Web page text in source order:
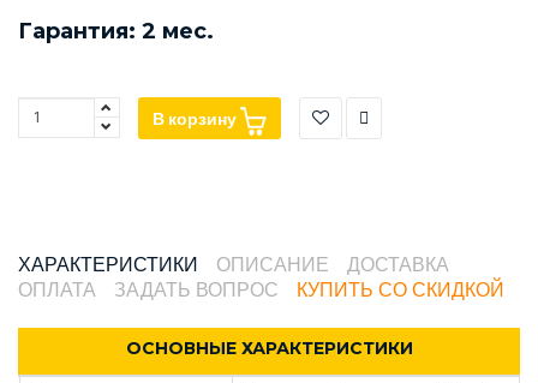
Гарантия: 2 мес.
В корзину
ХАРАКТЕРИСТИКИ ОПИСАНИЕ
ДОСТАВКА
ОПЛАТА
ЗАДАТЬ ВОПРОС КУПИТЬ СО СКИДКОЙ
ОСНОВНЫЕ ХАРАКТЕРИСТИКИ